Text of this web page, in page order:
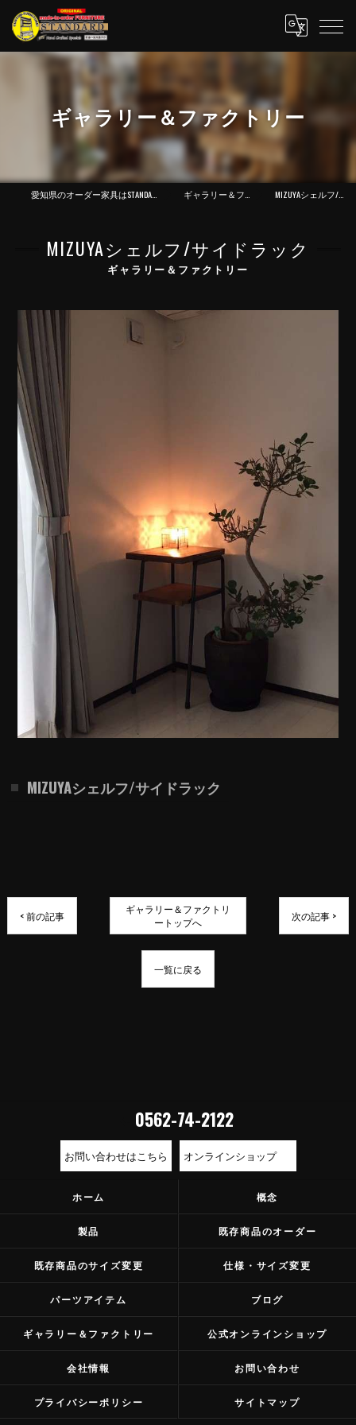
ギャラリー＆ファクトリー
愛知県のオーダー家具はSTANDARD 普通の家具製作所 ギャラリー＆ファクトリー MIZUYAシェルフ/サイドラック
ギャラリー＆ファクトリー
MIZUYAシェルフ/サイドラック
MIZUYAシェルフ/サイドラック
< 前の記事
ギャラリー＆ファクトリ
ートップへ
次の記事 >
一覧に戻る
0562-74-2122
お問い合わせはこちら オンラインショップ
ホーム 概念
製品 既存商品のオーダー
既存商品のサイズ変更 仕様・サイズ変更
パーツアイテム ブログ
ギャラリー＆ファクトリー 公式オンラインショップ
会社情報 お問い合わせ
プライバシーポリシー サイトマップ